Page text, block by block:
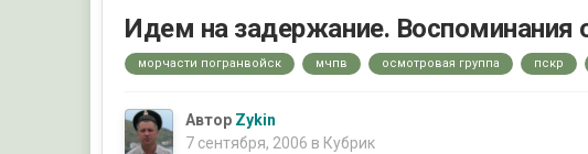
Идем на задержание.
морчасти погранвойск мчпв осмотровая группа пскр
Автор Zykin
7 сентября, 2006 в Кубрик